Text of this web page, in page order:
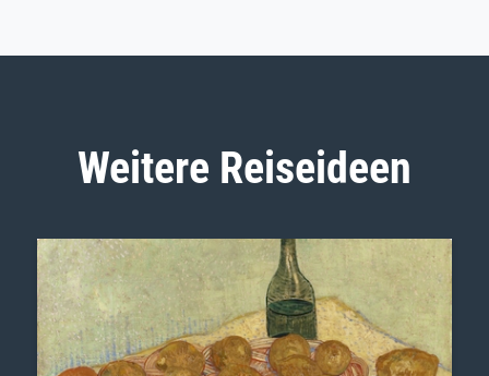
Weitere Reiseideen